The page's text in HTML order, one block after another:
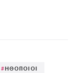
# ΗΘΟΠΟΙΟΙ